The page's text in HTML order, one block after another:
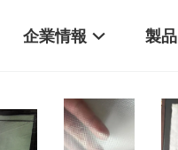
企業情報 製品